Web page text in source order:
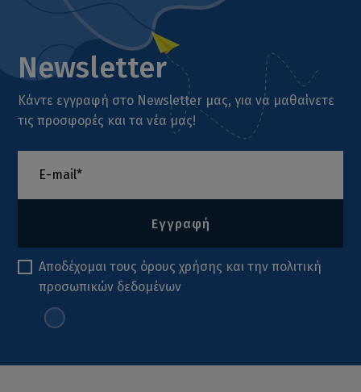
Newsletter
Κάντε εγγραφή στο Newsletter μας, για να μαθαίνετε
τις προσφορές και τα νέα μας!
Εγγραφή
Αποδέχομαι τους όρους χρήσης και τηνπολιτική
προσωπικών δεδομένων